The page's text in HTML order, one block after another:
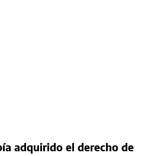
adquirido el derecho de